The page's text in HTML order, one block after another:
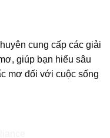
cung cấp các giải
giúp bạn hiểu sâu
mơ đối với cuộc sống